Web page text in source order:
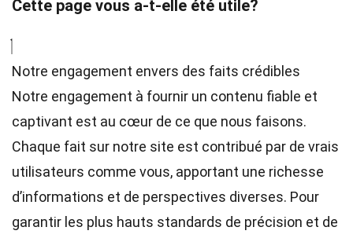
Cette page vous a-t-elle été utile?
Notre engagement envers des faits crédibles
Notre engagement à fournir un contenu fiable et
captivant est au cœur de ce que nous faisons.
Chaque fait sur notre site est contribué par de vrais
utilisateurs comme vous, apportant une richesse
d’informations et de perspectives diverses. Pour
garantir les plus hauts standards de précision et de